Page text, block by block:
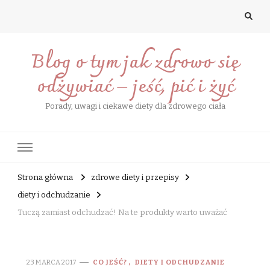
Blog o tym jak zdrowo się
odżywiać – jeść, pić i żyć
Porady, uwagi i ciekawe diety dla zdrowego ciała
Strona główna
zdrowe diety i przepisy
diety i odchudzanie
Tuczą zamiast odchudzać! Na te produkty warto uważać
23 MARCA 2017 CO JEŚĆ? DIETY I ODCHUDZANIE